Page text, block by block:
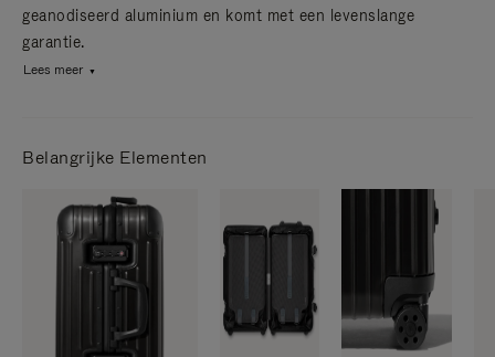
geanodiseerd aluminium en komt met een levenslange
garantie.
Lees meer
Belangrijke Elementen